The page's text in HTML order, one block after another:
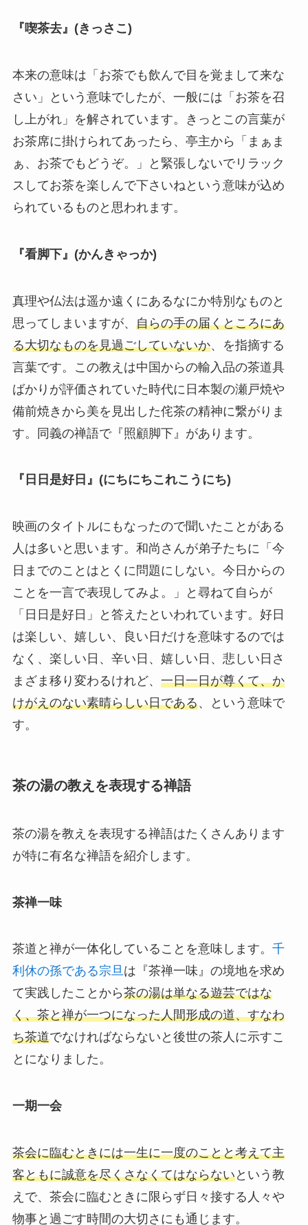
『喫茶去』(きっさこ)
本来の意味は「お茶でも飲んで目を覚まして来な
さい」という意味でしたが、一般には「お茶を召
し上がれ」を解されています。きっとこの言葉が
お茶席に掛けられてあったら、亭主から「まぁま
ぁ、お茶でもどうぞ。」と緊張しないでリラック
スしてお茶を楽しんで下さいねという意味が込め
られているものと思われます。
『看脚下』(かんきゃっか)
真理や仏法は遥か遠くにあるなにか特別なものと
思ってしまいますが、 自らの手の届くところにあ
る大切なものを見過ごしていないか、を指摘する
言葉です。この教えは中国からの輸入品の茶道具
ばかりが評価されていた時代に日本製の瀬戸焼や
備前焼きから美を見出した侘茶の精神に繋がりま
す。同義の禅語で『照顧脚下』があります。
『 日日是好日 』(にちにちこれこうにち)
映画のタイトルにもなったので聞いたことがある
人は多いと思います。和尚さんが弟子たちに「今
日までのことはとくに問題にしない。今日からの
ことを一言で表現してみよ。」と尋ねて自らが
「日日是好日」と答えたといわれています。好日
は楽しい、嬉しい、良い日だけを意味するのでは
なく、楽しい日、辛い日、嬉しい日、悲しい日さ
まざま移り変わるけれど、 一日一日が尊くて、か
けがえのない素晴らしい日である、という意味で
す。
茶の湯の教えを表現する禅語
茶の湯を教えを表現する禅語はたくさんあります
が特に有名な禅語を紹介します。
茶禅一味
茶道と禅が一体化していることを意味します。 千
利休の孫である宗旦は『茶禅一味』の境地を求め
て実践したことから茶の湯は単なる遊芸ではな
く、茶と禅が一つになった人間形成の道、すなわ
ち茶道でなければならないと後世の茶人に示すこ
とになりました。
一期一会
茶会に臨むときには一生に一度のことと考えて主
客ともに誠意を尽くさなくてはならないという教
えで、茶会に臨むときに限らず日々接する人々や
物事と過ごす時間の大切さにも通じます。